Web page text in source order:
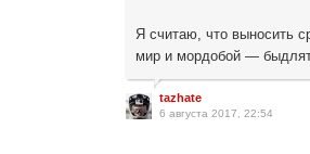
Я считаю, что выносить
мир и мордобой —
tazhate
6 августа 2017, 22:54